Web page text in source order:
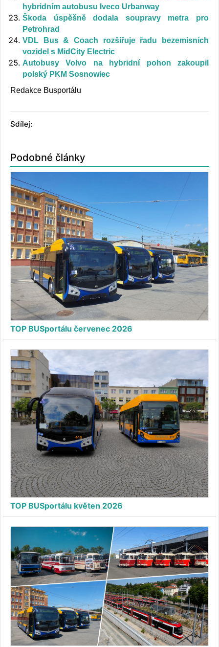
hybridním autobusu Iveco Urbanway
Škoda úspěšně dodala soupravy metra pro
Petrohrad
VDL Bus & Coach rozšiřuje řadu bezemisních
vozidel s MidCity Electric
Autobusy Volvo na hybridní pohon zakoupil
polský PKM Sosnowiec
Redakce Busportálu
Sdílej:
Podobné články
TOP BUSportálu červenec 2026
TOP BUSportálu květen 2026